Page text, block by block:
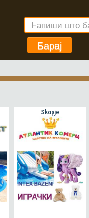
Барај
Skopje